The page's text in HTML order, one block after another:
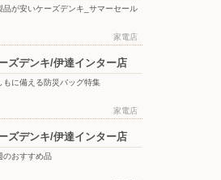
品が安いケーズデンキ_サマーセール
家電店
ズデンキ/伊達インター店
もに備える防災バッグ特集
家電店
ズデンキ/伊達インター店
のおすすめ品